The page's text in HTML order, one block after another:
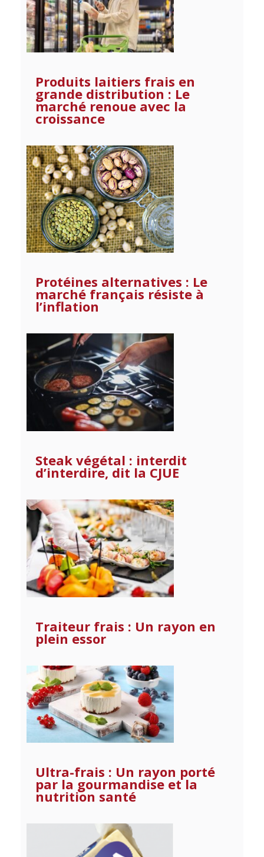
Produits laitiers frais en
grande distribution : Le
marché renoue avec la
croissance
Protéines alternatives : Le
marché français résiste à
l’inflation
Steak végétal : interdit
d’interdire, dit la CJUE
Traiteur frais : Un rayon en
plein essor
Ultra-frais : Un rayon porté
par la gourmandise et la
nutrition santé